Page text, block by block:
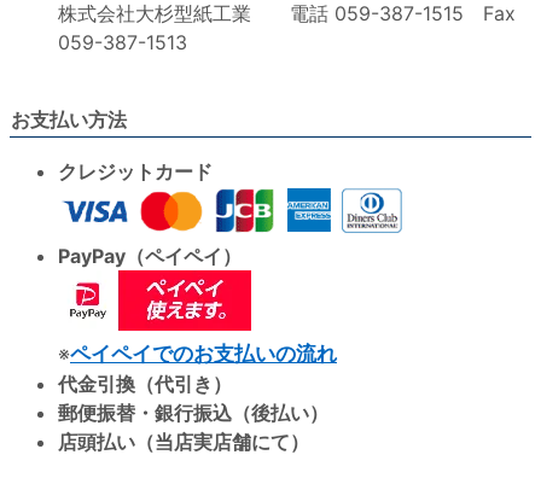
株式会社大杉型紙工業 電話 059-387-1515 Fax
059-387-1513
お支払い方法
クレジットカード
PayPay（ペイペイ）
※ペイペイでのお支払いの流れ
代金引換（代引き）
郵便振替・銀行振込（後払い）
店頭払い（当店実店舗にて）